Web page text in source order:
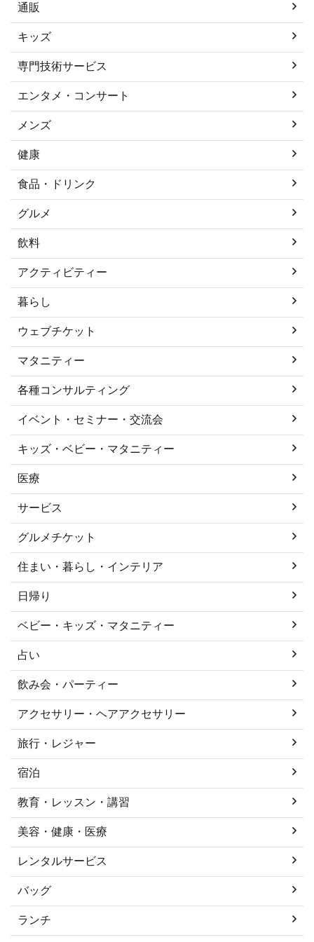
通販
キッズ
専門技術サービス
エンタメ・コンサート
メンズ
健康
食品・ドリンク
グルメ
飲料
アクティビティー
暮らし
ウェブチケット
マタニティー
各種コンサルティング
イベント・セミナー・交流会
キッズ・ベビー・マタニティー
医療
サービス
グルメチケット
住まい・暮らし・インテリア
日帰り
ベビー・キッズ・マタニティー
占い
飲み会・パーティー
アクセサリー・ヘアアクセサリー
旅行・レジャー
宿泊
教育・レッスン・講習
美容・健康・医療
レンタルサービス
バッグ
ランチ